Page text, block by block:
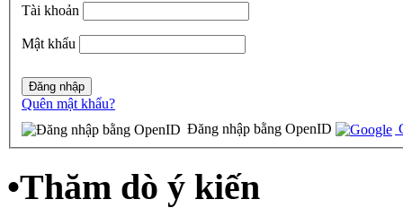
Tài khoản
Mật khẩu
Quên mật khẩu?
Đăng nhập bằng OpenID
•Thăm dò ý kiến